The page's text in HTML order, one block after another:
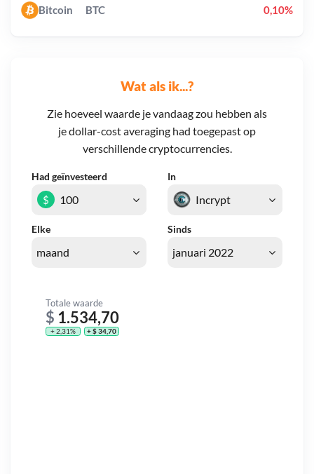
Wat als ik...?
Zie hoeveel waarde je vandaag zou hebben als
je dollar-cost averaging had toegepast op
verschillende cryptocurrencies.
Had geïnvesteerd In
Elke Sinds
$
Totale waarde
$ 1.534,70
+ 2,31% + $ 34,70
Bitcoin BTC 0,10%